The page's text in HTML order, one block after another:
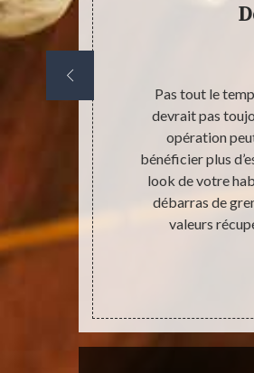
En
avec des
Pas tout le
devrait pas
opération
bénéficier plus
look de votre
débarras de
valeurs